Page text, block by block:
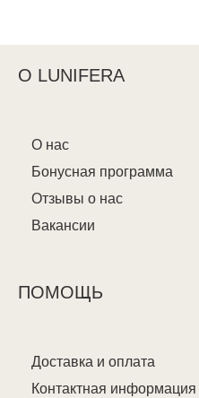
О LUNIFERA
О нас
Бонусная программа
Отзывы о нас
Вакансии
ПОМОЩЬ
Доставка и оплата
Контактная информация